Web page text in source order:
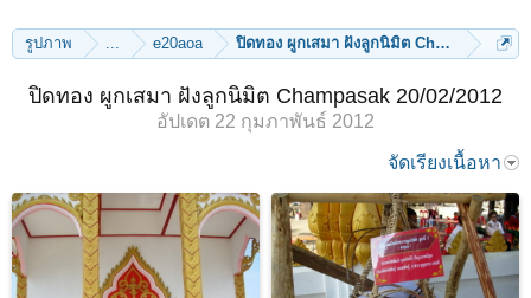
รูปภาพ ... e20aoa ปิดทอง ผูกเสมา ฝังลูกนิมิต Champasak 20/
ปิดทอง ผูกเสมา ฝังลูกนิมิต Champasak 20/02/2012
อัปเดต 22 กุมภาพันธ์ 2012
จัดเรียงเนื้อหา